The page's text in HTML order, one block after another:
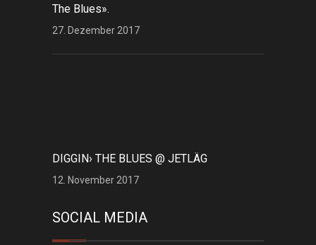
The Blues».
27. Dezember 2017
DIGGIN› THE BLUES @ JETLÄG
12. November 2017
SOCIAL MEDIA